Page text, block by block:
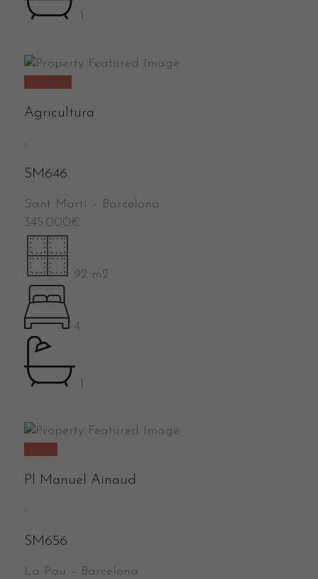
1
Vendido
Agricultura
-
SM646
Sant Martí – Barcelona
345.000€
92 m2
4
1
Venta
Pl Manuel Ainaud
-
SM656
La Pau – Barcelona